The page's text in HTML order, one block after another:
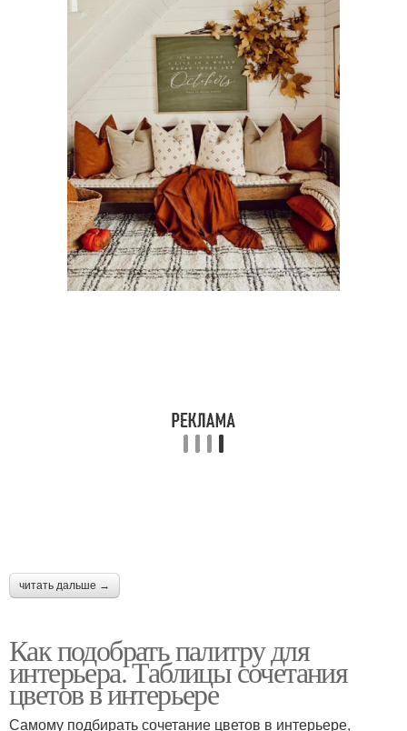
Цвета в разных стилях
Интерьер в шоколадно-
бежевых тонах
Цвета в гарнитуре Мебель в интерьере
Цвет в интерьере
Бело-бирюзовый
интерьер
Бежево-розовый
интерьер
интерьер
читать дальше →
Как подобрать палитру для
интерьера. Таблицы сочетания
цветов в интерьере
Самому подбирать сочетание цветов в интерьере,